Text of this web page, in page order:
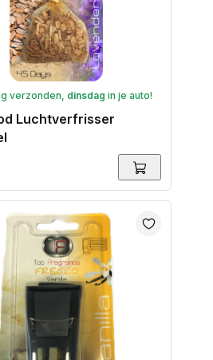
verzonden, dinsdag in je auto!
Luchtverfrisser